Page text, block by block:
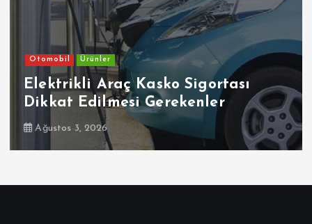
Otomobil Ürünler
Elektrikli Araç Kasko Sigortası
Dikkat Edilmesi Gerekenler
Ağustos 3, 2026